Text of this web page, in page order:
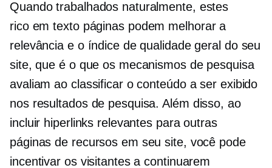
Quando trabalhados naturalmente, estes
rico em textopáginas podem melhorar a
relevância e o índice de qualidade geral do seu
site, que é o que os mecanismos de pesquisa
avaliam ao classificar o conteúdo a ser exibido
nos resultados de pesquisa. Além disso, ao
incluir hiperlinks relevantes para outras
páginas de recursos em seu site, você pode
incentivar os visitantes a continuarem